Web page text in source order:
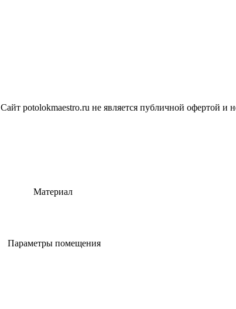
Сайт potolokmaestro.ru не является публичной офертой и
Материал
Параметры помещения